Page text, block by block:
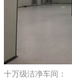
十万级洁净车间：